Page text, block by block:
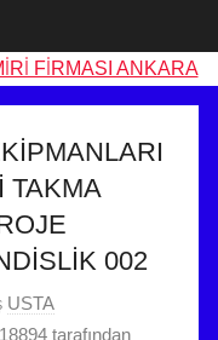
TAKMA
002
USTA
tarafından